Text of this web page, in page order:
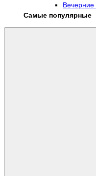
Вечерние
Самые популярные